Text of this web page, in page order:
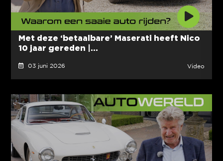
Met deze ‘betaalbare’ Maserati heeft Nico
10 jaar gereden |...
03 juni 2026 Video